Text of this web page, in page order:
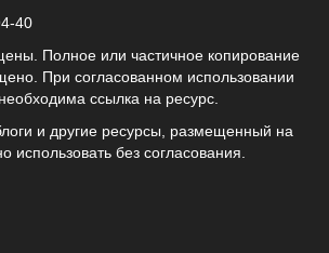
Полное или частичное копирование
При согласованном использовании
ссылка на ресурс.
и другие ресурсы, размещенный на
без согласования.